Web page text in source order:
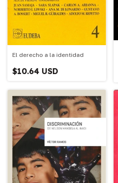
El derecho a la identidad
$10.64 USD